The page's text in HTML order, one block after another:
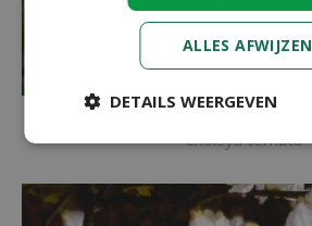
Choisya ternata
ALLES AFWIJZEN
DETAILS WEERGEVEN